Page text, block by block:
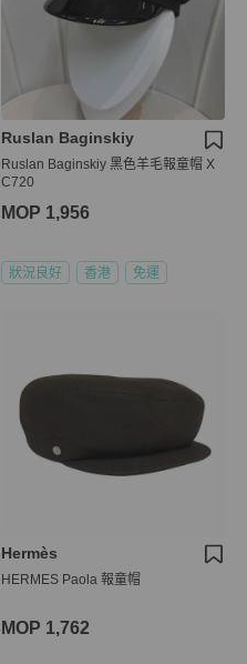
Ruslan Baginskiy
Ruslan Baginskiy 黑色羊毛報童帽 X
C720
MOP 1,956
狀況良好 香港 免運
Hermès
HERMES Paola 報童帽
MOP 1,762